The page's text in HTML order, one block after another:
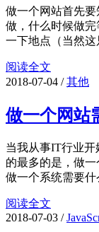
做一个网站首先
做，什么时候做
一下地点（当然
阅读全文
2018-07-04 / 其他
做一个网站
当我从事IT行业
的最多的是，做一
做一个系统需要
阅读全文
2018-07-03 /